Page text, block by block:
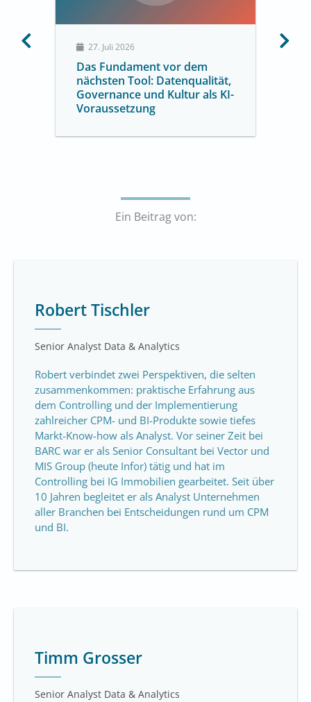
27. Juli 2026
Das Fundament vor dem
nächsten Tool: Datenqualität,
Governance und Kultur als KI-
Voraussetzung
Ein Beitrag von:
Robert Tischler
Senior Analyst Data & Analytics
Robert verbindet zwei Perspektiven, die selten
zusammenkommen: praktische Erfahrung aus
dem Controlling und der Implementierung
zahlreicher CPM- und BI-Produkte sowie tiefes
Markt-Know-how als Analyst. Vor seiner Zeit bei
BARC war er als Senior Consultant bei Vector und
MIS Group (heute Infor) tätig und hat im
Controlling bei IG Immobilien gearbeitet. Seit über
10 Jahren begleitet er als Analyst Unternehmen
aller Branchen bei Entscheidungen rund um CPM
und BI.
Timm Grosser
Senior Analyst Data & Analytics